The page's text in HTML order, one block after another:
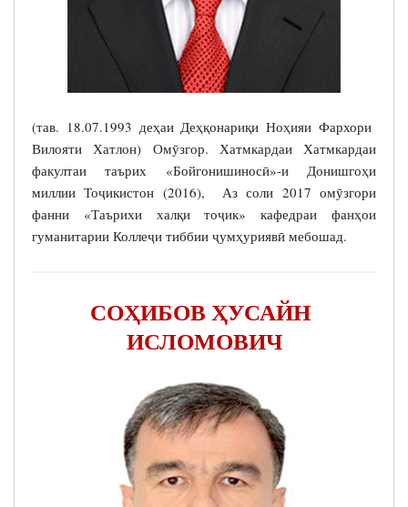
(тав. 18.07.1993 деҳаи Деҳқонариқи Ноҳияи Фархори
Вилояти Хатлон) Омӯзгор. Хатмкардаи Хатмкардаи
факултаи таърих «Бойгонишиносӣ»-и Донишгоҳи
миллии Тоҷикистон (2016), Аз соли 2017 омӯзгори
фанни «Таърихи халқи тоҷик» кафедраи фанҳои
гуманитарии Коллеҷи тиббии ҷумҳуриявӣ мебошад.
СОҲИБОВ ҲУСАЙН
ИСЛОМОВИЧ